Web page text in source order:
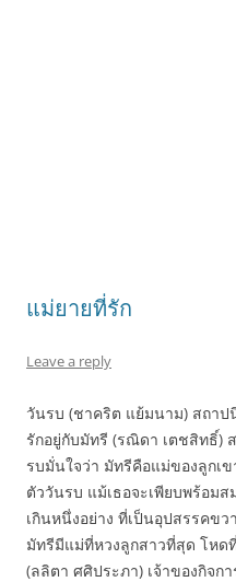
แม่ยายที่รัก
Leave a reply
วันรบ (ชาคริต แย้มนาม) สถา
รักอยู่กับมัทรี (รณิดา เตชสิทธิ์)
รบมั่นใจว่า มัทรีคือแม่ของลูก
ตัววันรบ แม้เธอจะเพียบพร้อ
เกินหนึ่งอย่าง ที่เป็นอุปสรรคข
มัทรีมีแม่ที่หวงลูกสาวที่สุด โหด
(ลลิตา ศศิประภา) เจ้าของกิจก